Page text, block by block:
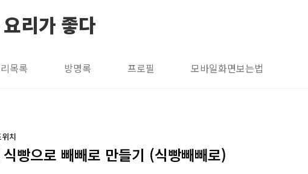
리가 좋다
목록 방명록 프로필 모바일화면보는법
치
빵으로 빼빼로 만들기 (식빵빼빼로)